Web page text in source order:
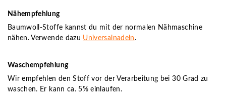
Nähempfehlung
Baumwoll-Stoffe kannst du mit der normalen Nähmaschine
nähen. Verwende dazu Universalnadeln.
Waschempfehlung
Wir empfehlen den Stoff vor der Verarbeitung bei 30 Grad zu
waschen. Er kann ca. 5% einlaufen.